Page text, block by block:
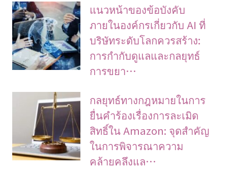
แนวหน้าของข้อบังคับ
ภายในองค์กรเกี่ยวกับ AI ที่
บริษัทระดับโลกควรสร้าง:
การกำกับดูแลและกลยุทธ์
การขยา…
กลยุทธ์ทางกฎหมายในการ
ยื่นคำร้องเรื่องการละเมิด
สิทธิ์ใน Amazon: จุดสำคัญ
ในการพิจารณาความ
คล้ายคลึงแล…